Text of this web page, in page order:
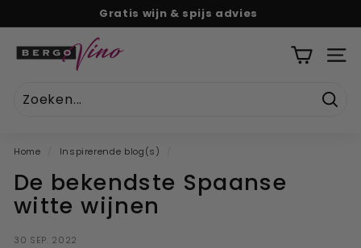
tekst
Pauze
Gratis wijn & spijs advies
B
e
g
V
i
n
o
''U
Home Inspirerende blog(s)
De bekendste Spaanse
witte wijnen
30 SEP. 2022